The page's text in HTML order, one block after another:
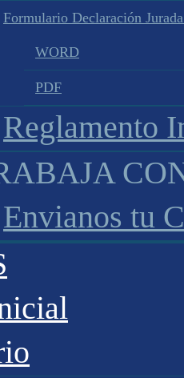
Formulario Declaración
WORD
PDF
Reglamento
Envianos tu